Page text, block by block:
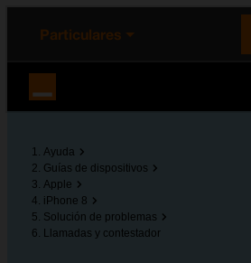
principal
la página
Particulares
Ayuda
Guías de dispositivos
Apple
iPhone 8
Solución de problemas
Llamadas y contestador